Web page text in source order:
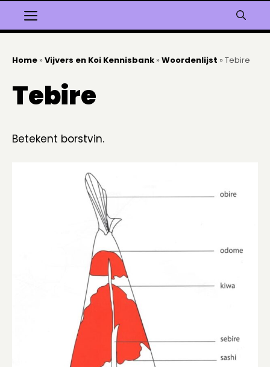
Menu
Home » Vijvers en Koi Kennisbank » Woordenlijst » Tebire
Tebire
Betekent borstvin.